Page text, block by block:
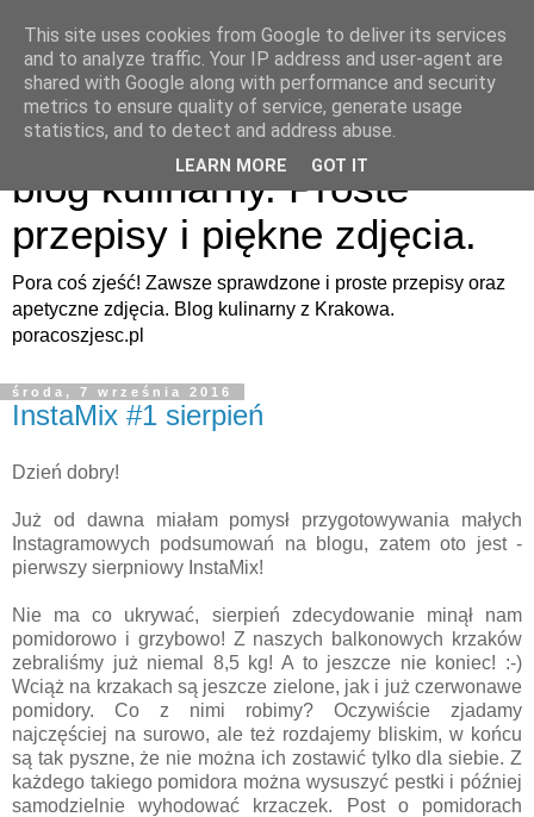
Pora coś zjeść - apetyczny
blog kulinarny. Proste
przepisy i piękne zdjęcia.
Pora coś zjeść! Zawsze sprawdzone i proste przepisy oraz
apetyczne zdjęcia. Blog kulinarny z Krakowa.
poracoszjesc.pl
środa, 7 września 2016
InstaMix #1 sierpień
Dzień dobry!
Już od dawna miałam pomysł przygotowywania małych
Instagramowych podsumowań na blogu, zatem oto jest -
pierwszy sierpniowy InstaMix!
Nie ma co ukrywać, sierpień zdecydowanie minął nam
pomidorowo i grzybowo! Z naszych balkonowych krzaków
zebraliśmy już niemal 8,5 kg! A to jeszcze nie koniec! :-)
Wciąż na krzakach są jeszcze zielone, jak i już czerwonawe
pomidory. Co z nimi robimy? Oczywiście zjadamy
najczęściej na surowo, ale też rozdajemy bliskim, w końcu
są tak pyszne, że nie można ich zostawić tylko dla siebie. Z
każdego takiego pomidora można wysuszyć pestki i później
samodzielnie wyhodować krzaczek. Post o pomidorach
This site uses cookies from Google to deliver its services
and to analyze traffic. Your IP address and user-agent are
shared with Google along with performance and security
metrics to ensure quality of service, generate usage
statistics, and to detect and address abuse.
LEARN MORE GOT IT